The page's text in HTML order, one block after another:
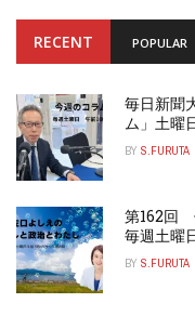
RECENT POPULAR
毎日新聞
ム」土曜
BY S.FURUTA
第162回
毎週土曜
BY S.FURUTA